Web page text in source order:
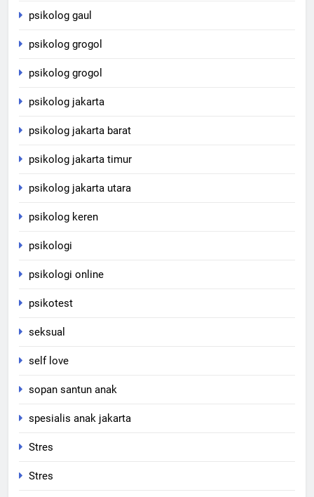
psikolog gaul
psikolog grogol
psikolog grogol
psikolog jakarta
psikolog jakarta barat
psikolog jakarta timur
psikolog jakarta utara
psikolog keren
psikologi
psikologi online
psikotest
seksual
self love
sopan santun anak
spesialis anak jakarta
Stres
Stres